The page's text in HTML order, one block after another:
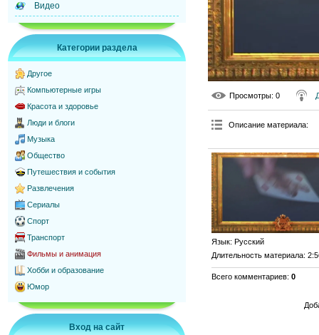
Видео
Категории раздела
Другое
Компьютерные игры
Красота и здоровье
Люди и блоги
Музыка
Общество
Путешествия и события
Развлечения
Сериалы
Спорт
Транспорт
Фильмы и анимация
Хобби и образование
Юмор
Вход на сайт
Просмотры: 0
Описание материала:
Язык: Русский
Длительность материала:
Всего комментариев: 0